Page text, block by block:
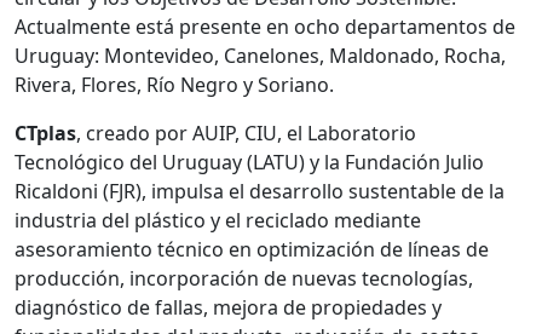
Actualmente está presente en ocho departamentos de
Uruguay: Montevideo, Canelones, Maldonado, Rocha,
Rivera, Flores, Río Negro y Soriano.
CTplas, creado por AUIP, CIU, el Laboratorio
Tecnológico del Uruguay (LATU) y la Fundación Julio
Ricaldoni (FJR), impulsa el desarrollo sustentable de la
industria del plástico y el reciclado mediante
asesoramiento técnico en optimización de líneas de
producción, incorporación de nuevas tecnologías,
diagnóstico de fallas, mejora de propiedades y